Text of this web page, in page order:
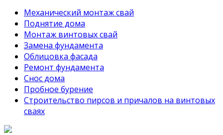
Механический монтаж свай
Поднятие дома
Монтаж винтовых свай
Замена фундамента
Облицовка фасада
Ремонт фундамента
Снос дома
Пробное бурение
Строительство пирсов и причалов на винтовых
сваях